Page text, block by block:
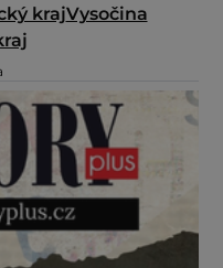
krajVysočina